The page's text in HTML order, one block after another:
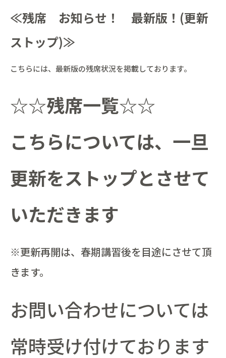
≪残席 お知らせ！ 最新版！(更新
ストップ)≫
こちらには、最新版の残席状況を掲載しております。
☆☆残席一覧☆☆
こちらについては、一旦
更新をストップとさせて
いただきます
※更新再開は、春期講習後を目途にさせて頂
きます。
お問い合わせについては
常時受け付けております